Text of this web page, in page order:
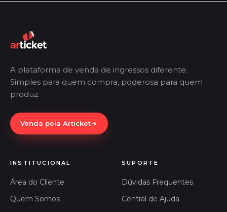
A plataforma de venda de ingressos diferente.
Simples para quem compra, poderosa para quem
produz.
Venda pela Articket
INSTITUCIONAL
Área do Cliente
Quem Somos
SUPORTE
Dúvidas Frequentes
Central de Ajuda